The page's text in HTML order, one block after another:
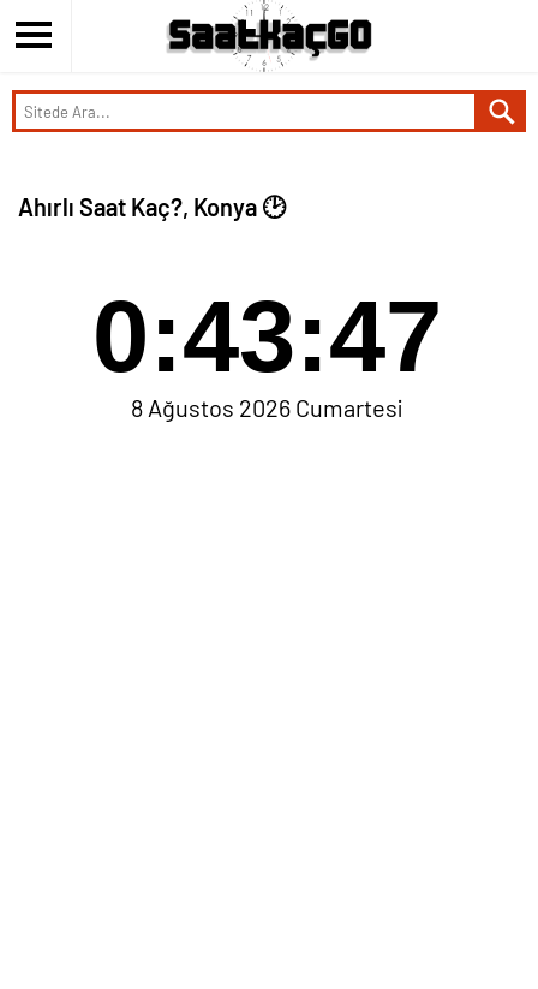
Ahırlı Saat Kaç?, Konya 🕑
0:43:47
8 Ağustos 2026 Cumartesi